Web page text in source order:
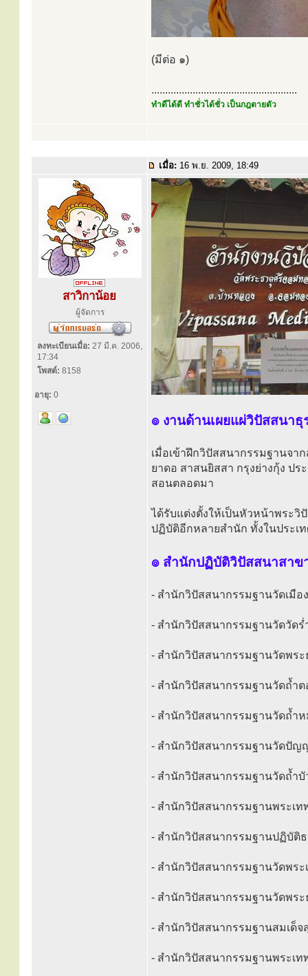
(มีต่อ ๑)
.....................................................
ทำดีได้ดี ทำชั่วได้ชั่ว เป็นกฎตายตัว
เมื่อ: 16 พ.ย. 2009, 18:49
สาวิกาน้อย
ผู้จัดการ
ลงทะเบียนเมื่อ: 27 มี.ค. 2006,
17:34
โพสต์: 8158
อายุ: 0
๏ งานด้านเผยแผ่วิปัสสนาธุ
เมื่อเข้าฝึกวิปัสสนากรรมฐานจ
ยาดอ สาสนยิสสา กรุงย่างกุ้ง ป
สอนตลอดมา
ได้รับแต่งตั้งให้เป็นหัวหน้าพระวิ
ปฏิบัติอีกหลายสำนัก ทั้งในประเ
๏ สำนักปฏิบัติวิปัสสนาสาข
- สำนักวิปัสสนากรรมฐานวัดเมือ
- สำนักวิปัสสนากรรมฐานวัดวัดร่
- สำนักวิปัสสนากรรมฐานวัดพระ
- สำนักวิปัสสนากรรมฐานวัดถ้ำต
- สำนักวิปัสสนากรรมฐานวัดถ้ำห
- สำนักวิปัสสนากรรมฐานวัดปัญ
- สำนักวิปัสสนากรรมฐานวัดถ้ำบั
- สำนักวิปัสสนากรรมฐานพระเท
- สำนักวิปัสสนากรรมฐานปฏิบัติ
- สำนักวิปัสสนากรรมฐานวัดพระ
- สำนักวิปัสสนากรรมฐานวัดพระ
- สำนักวิปัสสนากรรมฐานสมเด็
- สำนักวิปัสสนากรรมฐานพระเท